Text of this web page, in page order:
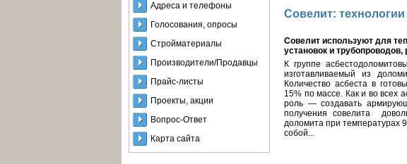
Адреса и телефоны
Голосования, опросы
Стройматериалы
Производители/Продавцы
Прайс-листы
Проекты, акции
Вопрос-Ответ
Карта сайта
Совелит:
Совелит используют для
установок и
К группе
изготавливаемый из
Количество асбеста в
15% по массе. Как и во всех
роль — создавать
получения совелита
доломита при температурах
собой...